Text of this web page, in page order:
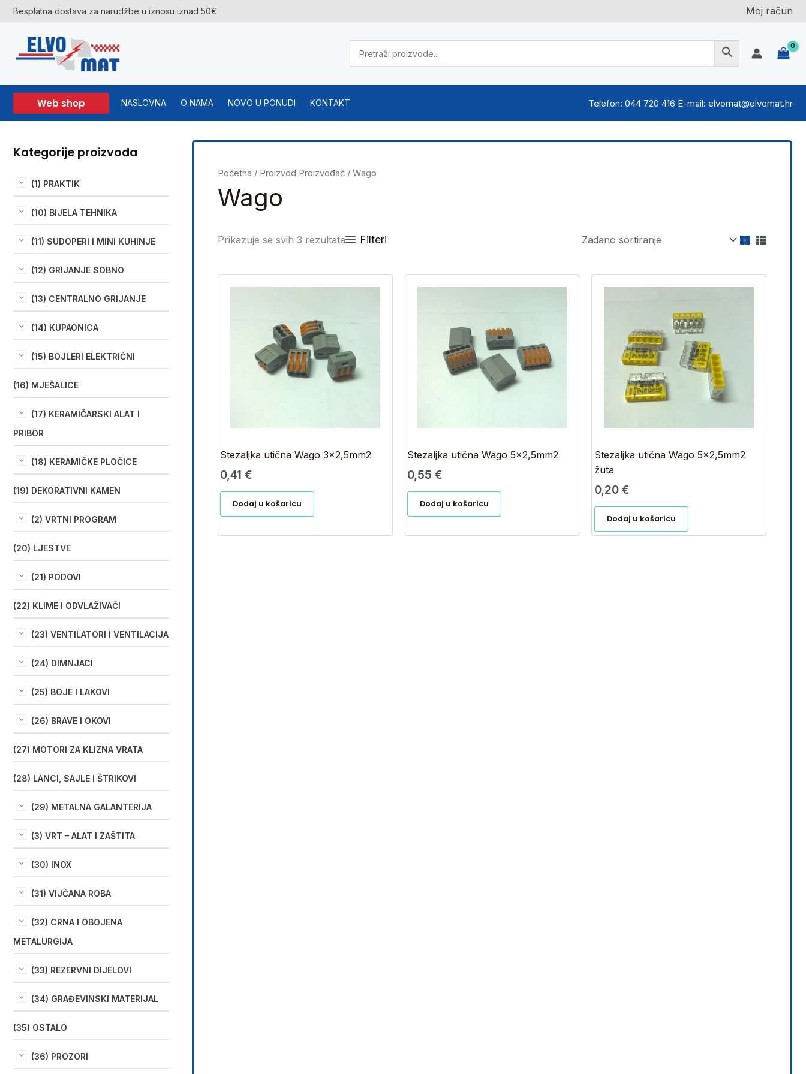
Skip
to
content
Besplatna dostava za narudžbe u iznosu iznad 50€ Moj račun
Web shop NASLOVNA O NAMA NOVO U PONUDI KONTAKT Telefon: 044 720 416 E-mail: elvomat@elvomat.hr
Kategorije proizvoda
(1) PRAKTIK
(10) BIJELA TEHNIKA
(11) SUDOPERI I MINI KUHINJE
(12) GRIJANJE SOBNO
(13) CENTRALNO GRIJANJE
(14) KUPAONICA
(15) BOJLERI ELEKTRIČNI
(16) MJEŠALICE
(17) KERAMIČARSKI ALAT I
PRIBOR
(18) KERAMIČKE PLOČICE
(19) DEKORATIVNI KAMEN
(2) VRTNI PROGRAM
(20) LJESTVE
(21) PODOVI
(22) KLIME I ODVLAŽIVAČI
(23) VENTILATORI I VENTILACIJA
(24) DIMNJACI
(25) BOJE I LAKOVI
(26) BRAVE I OKOVI
(27) MOTORI ZA KLIZNA VRATA
(28) LANCI, SAJLE I ŠTRIKOVI
(29) METALNA GALANTERIJA
(3) VRT – ALAT I ZAŠTITA
(30) INOX
(31) VIJČANA ROBA
(32) CRNA I OBOJENA
METALURGIJA
(33) REZERVNI DIJELOVI
(34) GRAĐEVINSKI MATERIJAL
(35) OSTALO
(36) PROZORI
Početna / Proizvod Proizvođač / Wago
Wago
Prikazuje se svih 3 rezultata Filteri
Stezaljka utična Wago 3×2,5mm2
0,41€
Dodaj u košaricu
Stezaljka utična Wago 5×2,5mm2
0,55 €
Dodaj u košaricu
Stezaljka utična Wago 5×2,5mm2
žuta
0,20 €
Dodaj u košaricu